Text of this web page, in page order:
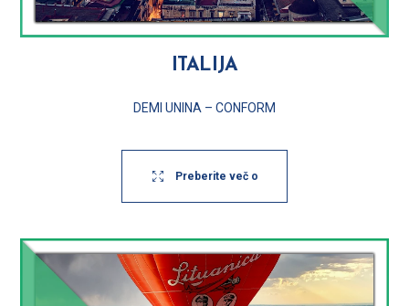
ITALIJA
DEMI UNINA – CONFORM
Preberite več o